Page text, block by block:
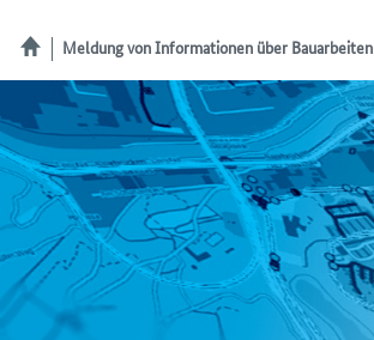
Meldung von Informationen über Bauarbeiten